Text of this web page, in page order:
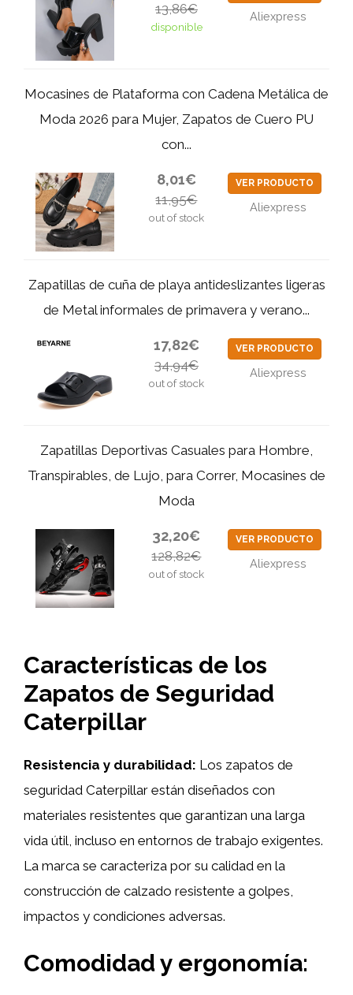
13,86€
disponible
Aliexpress
Mocasines de Plataforma con Cadena Metálica de
Moda 2026 para Mujer, Zapatos de Cuero PU
con...
8,01€
11,95€
out of stock
VER PRODUCTO
Aliexpress
Zapatillas de cuña de playa antideslizantes ligeras
de Metal informales de primavera y verano...
17,82€
34,94€
out of stock
VER PRODUCTO
Aliexpress
Zapatillas Deportivas Casuales para Hombre,
Transpirables, de Lujo, para Correr, Mocasines de
Moda
32,20€
128,82€
out of stock
VER PRODUCTO
Aliexpress
Características de los
Zapatos de Seguridad
Caterpillar
Resistencia y durabilidad: Los zapatos de
seguridad Caterpillar están diseñados con
materiales resistentes que garantizan una larga
vida útil, incluso en entornos de trabajo exigentes.
La marca se caracteriza por su calidad en la
construcción de calzado resistente a golpes,
impactos y condiciones adversas.
Comodidad y ergonomía: